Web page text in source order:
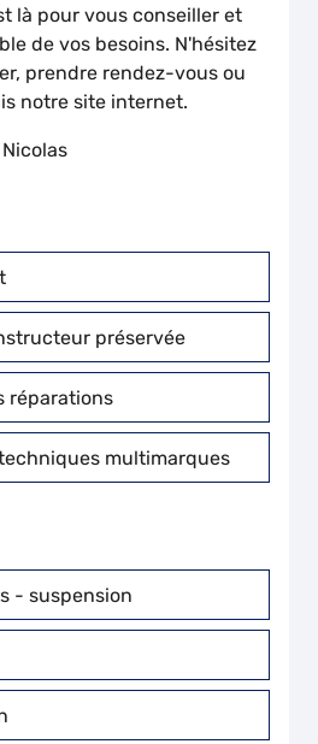
là pour vous conseiller et
de vos besoins. N'hésitez
prendre rendez-vous ou
notre site internet.
préservée
réparations
multimarques
- suspension